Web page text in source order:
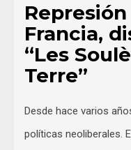
Francia,
“Les
Terre”
Desde hace varios
políticas neoliberales.